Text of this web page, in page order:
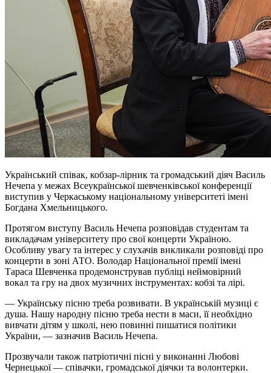
Український співак, кобзар-лірник та громадський діяч Василь
Нечепа у межах Всеукраїнської шевченківської конференції
виступив у Черкаському національному університеті імені
Богдана Хмельницького.
Протягом виступу Василь Нечепа розповідав студентам та
викладачам університету про свої концерти Україною.
Особливу увагу та інтерес у слухачів викликали розповіді про
концерти в зоні АТО. Володар Національної премії імені
Тараса Шевченка продемонстрував публіці неймовірний
вокал та гру на двох музичних інструментах: кобзі та лірі.
— Українську пісню треба розвивати. В українській музиці є
душа. Нашу народну пісню треба нести в маси, її необхідно
вивчати дітям у школі, нею повинні пишатися політики
України, — зазначив Василь Нечепа.
Прозвучали також патріотичні пісні у виконанні Любові
Чернецької — співачки, громадської діячки та волонтерки.